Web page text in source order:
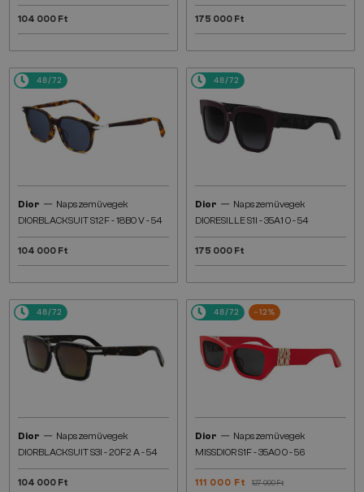
104 000 Ft 175 000 Ft
48/72
Dior — Napszemüvegek
DIORBLACKSUIT S12F - 18B0 V - 54
104 000 Ft
48/72
Dior — Napszemüvegek
DIORESILLE S1I - 35A1 O - 54
175 000 Ft
48/72
Dior — Napszemüvegek
DIORBLACKSUIT S3I - 20F2 A - 54
104 000 Ft
48/72 -12%
Dior — Napszemüvegek
MISSDIOR S1F - 35A0 O - 56
111 000 Ft 127 000 Ft